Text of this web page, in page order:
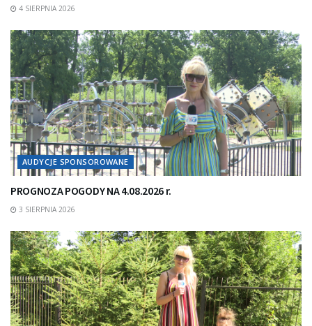
4 SIERPNIA 2026
AUDYCJE SPONSOROWANE
PROGNOZA POGODY NA 4.08.2026 r.
3 SIERPNIA 2026